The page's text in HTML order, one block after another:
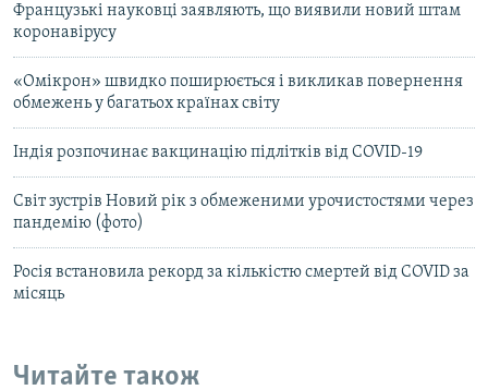
Французькі науковці заявляють, що виявили новий штам
коронавірусу
«Омікрон» швидко поширюється і викликав повернення
обмежень у багатьох країнах світу
Індія розпочинає вакцинацію підлітків від COVID-19
Світ зустрів Новий рік з обмеженими урочистостями через
пандемію (фото)
Росія встановила рекорд за кількістю смертей від COVID за
місяць
Читайте також